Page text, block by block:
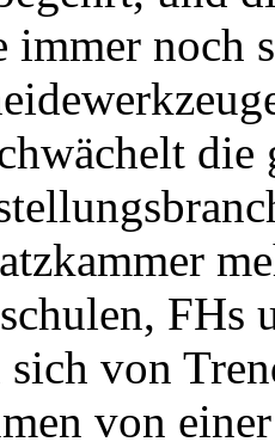
immer noch
die
FHs
von
von